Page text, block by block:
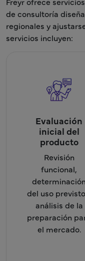
de consultoría
regionales y
servicios incluyen:
Evaluación
inicial del
producto
Revisión
funcional,
determinación
del uso
análisis de la
preparación
el mercado.